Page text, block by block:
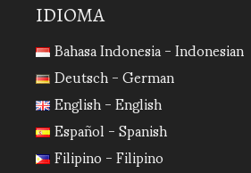
IDIOMA
Bahasa Indonesia - Indonesian
Deutsch - German
English - English
Español - Spanish
Filipino - Filipino